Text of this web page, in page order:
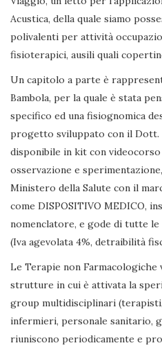
Acustica, della quale siamo
polivalenti per attività
fisioterapici, ausili quali
Un capitolo a parte è
Bambola, per la quale è stata
specifico ed una fisiognomica
progetto sviluppato con il Dott.
disponibile in kit con
osservazione e
Ministero della Salute con il
come DISPOSITIVO MEDICO,
nomenclatore, e gode di tutte le
(Iva agevolata 4%, detraibilità
Le Terapie non Farmacologiche
strutture in cui è attivata la
group multidisciplinari
infermieri, personale sanitario,
riuniscono periodicamente e